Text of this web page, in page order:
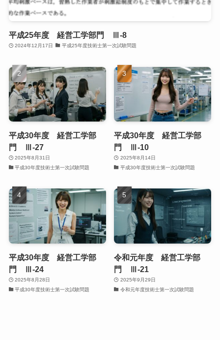
平成25年度 経営工学部門 Ⅲ-8
2024年12月17日 平成25年度技術士第一次試験問題
平成30年度 経営工学部
門 Ⅲ-27
2025年8月31日
平成30年度技術士第一次試験問題
平成30年度 経営工学部
門 Ⅲ-10
2025年8月14日
平成30年度技術士第一次試験問題
平成30年度 経営工学部
門 Ⅲ-24
2025年8月28日
平成30年度技術士第一次試験問題
令和元年度 経営工学部
門 Ⅲ-21
2025年9月29日
令和元年度技術士第一次試験問題